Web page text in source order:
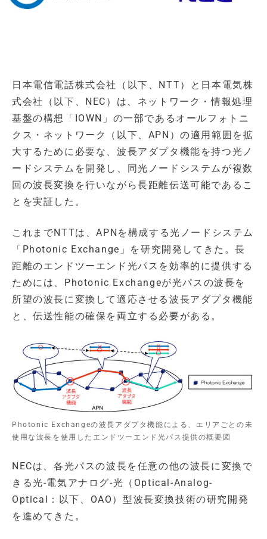
日本電信電話株式会社（以下、NTT）と日本電気株
式会社（以下、NEC）は、ネットワーク・情報処理
基盤の構想「IOWN」の一部であるオールフォトニ
クス・ネットワーク（以下、APN）の適用範囲を拡
大するために必要な、波長アダプタ機能を持つ光ノ
ードシステムを開発し、同光ノードシステムが複数
回の波長変換を行いながら長距離伝送可能であるこ
とを実証した。
これまでNTTは、APNを構成する光ノードシステム
「Photonic Exchange」を研究開発してきた。長
距離のエンドツーエンド光パスを効率的に提供する
ためには、Photonic Exchangeが光パスの波長を
所望の波長に変換して適応させる波長アダプタ機能
と、伝送性能の確保を両立する必要がある。
Photonic Exchangeの波長アダプタ機能による、エリアごとの未
使用な波長を使用したエンドツーエンド光パス提供の概要図
NECは、各光パスの波長を任意の他の波長に変換で
きる光-電気アナログ-光（Optical-Analog-
Optical：以下、OAO）型波長変換技術の研究開発
を進めてきた。